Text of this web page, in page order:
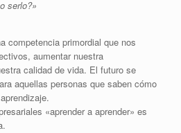
serlo?»
competencia primordial que nos
aumentar nuestra
calidad de vida. El futuro se
aquellas personas que saben cómo
«aprender a aprender» es